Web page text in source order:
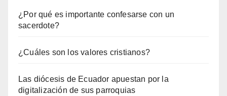
¿Por qué es importante confesarse con un
sacerdote?
¿Cuáles son los valores cristianos?
Las diócesis de Ecuador apuestan por la
digitalización de sus parroquias